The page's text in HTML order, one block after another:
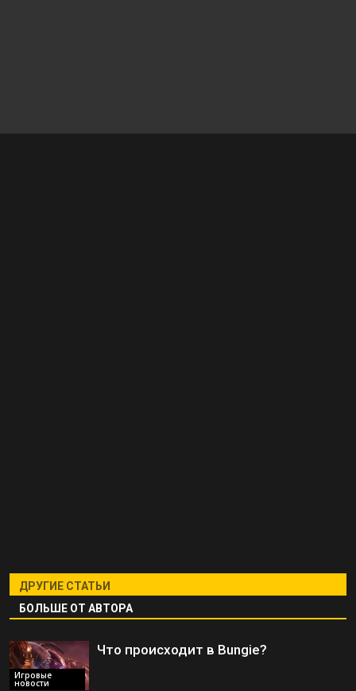
ДРУГИЕ СТАТЬИ
БОЛЬШЕ ОТ АВТОРА
Игровые
новости
Что происходит в Bungie?